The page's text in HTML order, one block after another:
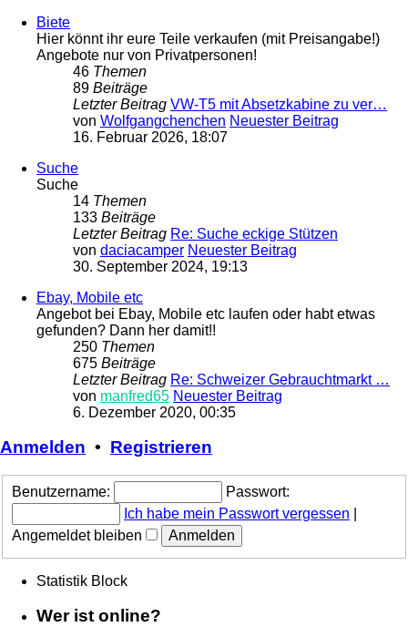
Biete
Hier könnt ihr eure Teile verkaufen (mit Preisangabe!)
Angebote nur von Privatpersonen!
46 Themen
89 Beiträge
Letzter Beitrag VW-T5 mit Absetzkabine zu ver…
von Wolfgangchenchen Neuester Beitrag
16. Februar 2026, 18:07
Suche
Suche
14 Themen
133 Beiträge
Letzter Beitrag Re: Suche eckige Stützen
von daciacamper Neuester Beitrag
30. September 2024, 19:13
Ebay, Mobile etc
Angebot bei Ebay, Mobile etc laufen oder habt etwas
gefunden? Dann her damit!!
250 Themen
675 Beiträge
Letzter Beitrag Re: Schweizer Gebrauchtmarkt …
von manfred65 Neuester Beitrag
6. Dezember 2020, 00:35
Anmelden • Registrieren
Benutzername:
Passwort:
Ich habe mein Passwort vergessen
Angemeldet bleiben
Statistik Block
Wer ist online?